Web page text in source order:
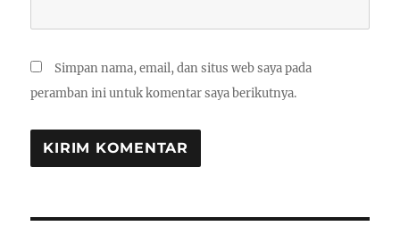
Simpan nama, email, dan situs web saya pada
peramban ini untuk komentar saya berikutnya.